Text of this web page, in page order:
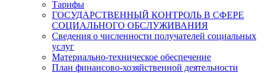
Тарифы
ГОСУДАРСТВЕННЫЙ КОНТРОЛЬ В СФЕРЕ
СОЦИАЛЬНОГО ОБСЛУЖИВАНИЯ
Сведения о численности получателей социальных
услуг
Материально-техническое обеспечение
План финансово-хозяйственной деятельности